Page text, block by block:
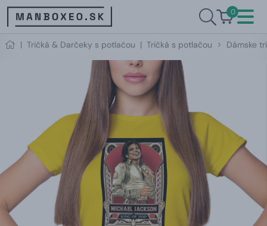
0
| Tričká & Darčeky s potlačou | Tričká s potlačou Dámske